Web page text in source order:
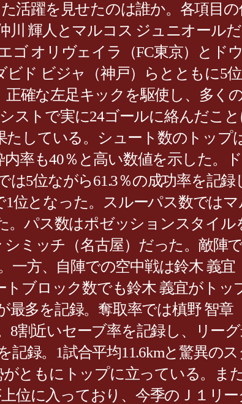
活躍を見せたのは誰か。各項目
川 輝人とマルコス ジュニオール
ゴ オリヴェイラ（FC東京）とド
ド ビジャ（神戸）らとともに5
確な左足キックを駆使し、多く
ストで実に24ゴールに絡んだこ
たしている。シュート数のトップ
率も40％と高い数値を示した。
5位ながら61.3％の成功率を記録
1位となった。スルーパス数では
。パス数はポゼッションスタイル
ミッチ（名古屋）だった。敵陣
方、自陣での空中戦は鈴木 義宜
ブロック数でも鈴木 義宜がトッ
多を記録。奪取率では槙野 智章
割近いセーブ率を記録し、リー
記録。1試合平均11.6kmと驚異の
ともにトップに立っている。ま
位に入っており、今季のＪ１リ